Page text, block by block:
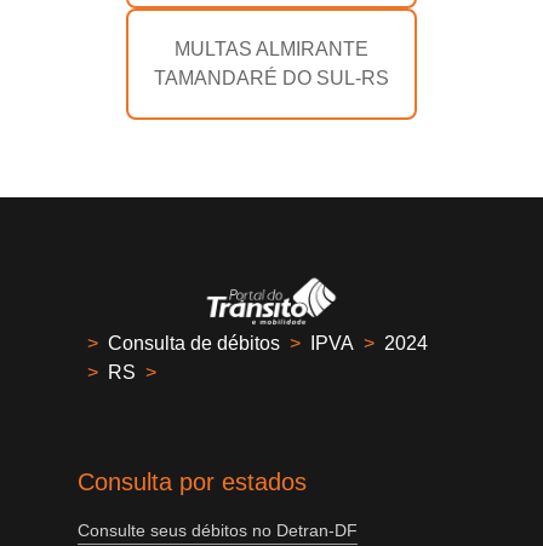
MULTAS ALMIRANTE
TAMANDARÉ DO SUL-RS
> Consulta de débitos > IPVA > 2024
> RS >
Consulta por estados
Consulte seus débitos no Detran-DF